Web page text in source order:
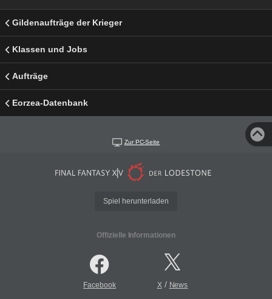
Gildenaufträge der Krieger
Klassen und Jobs
Aufträge
Eorzea-Datenbank
Zur PC-Seite
Spiel herunterladen
Offizielle Informationen
Facebook X/ News